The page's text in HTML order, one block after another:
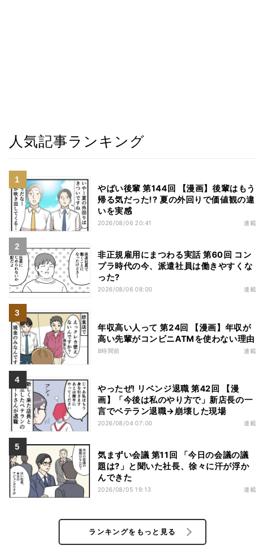
人気記事ランキング
やばい後輩 第144回 【漫画】後輩はもう
帰る気だった!? 夏の外回りで価値観の違
いを実感
2026/08/06 20:41 連載
非正規雇用にまつわる実話 第60回 コン
プラ時代の今、派遣社員は働きやすくな
った?
2026/08/06 08:00 連載
年収高い人って 第24回 【漫画】年収が
高い先輩がコンビニATMを使わない理由
8時間前 連載
やったぜ! リベンジ退職 第42回 【漫
画】「今後は私のやり方で」新店長の一
言でベテラン退職→崩壊した現場
2026/08/04 07:00 連載
気まずい会議 第11回 「今日の会議の議
題は?」と聞いた社長、徐々に汗が浮か
んできた
2026/08/05 19:13 連載
ランキングをもっと見る